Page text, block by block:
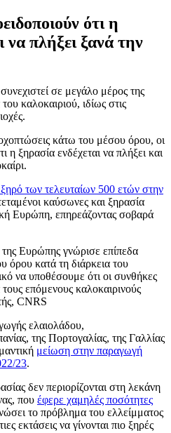
ότι η
να πλήξει ξανά την
σε μεγάλο μέρος της
καλοκαιριού, ιδίως στις
κάτω του μέσου όρου, οι
η ξηρασία ενδέχεται να πλήξει και
ξηρό των τελευταίων 500 ετών στην
καύσωνες και ξηρασία
Ευρώπη, επηρεάζοντας σοβαρά
Ευρώπης γνώρισε επίπεδα
κατά τη διάρκεια του
να υποθέσουμε ότι οι συνθήκες
επόμενους καλοκαιρινούς
CNRS
ελαιολάδου,
της Πορτογαλίας, της Γαλλίας
μείωση στην παραγωγή
23.
δεν περιορίζονται στη λεκάνη
που έφερε χαμηλές ποσότητες
το πρόβλημα του ελλείμματος
εκτάσεις να γίνονται πιο ξηρές